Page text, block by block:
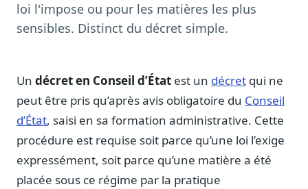
Veille des matinales radio
9 interviews politiques, analysées avant 10 h
Exports & livrables
Notes, briefings, tableaux de bord
Fiches parlementaires
Parcours, mandats, prises de position
Registre HATVP
Cartographier l'influence sur un dossier
loi l'impose ou pour les matières les plus
sensibles. Distinct du décret simple.
Un décret en Conseil d’État est un décret qui ne
peut être pris qu’après avis obligatoire du Conseil
d’État, saisi en sa formation administrative. Cette
procédure est requise soit parce qu’une loi l’exige
expressément, soit parce qu’une matière a été
placée sous ce régime par la pratique